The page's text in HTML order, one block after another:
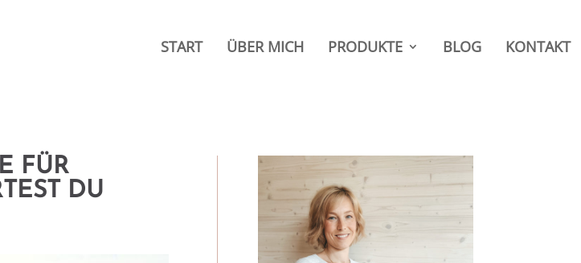
START ÜBER MICH PRODUKTE BLOG KONTAKT
FÜR
DU